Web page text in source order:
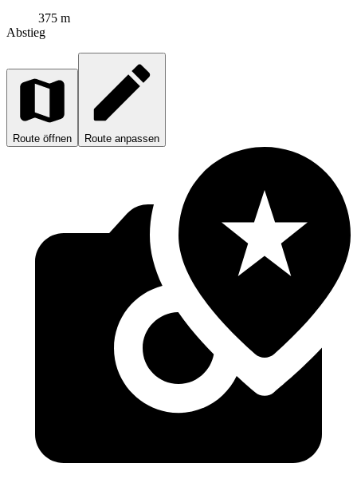
375 m
Abstieg
Route öffnen Route anpassen